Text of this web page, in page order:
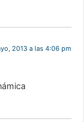
2013 a las 4:06 pm